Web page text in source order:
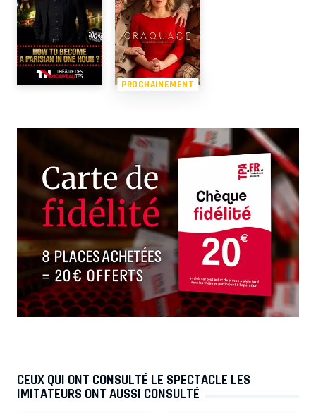
PROCHAINEMENT
CEUX QUI ONT CONSULTÉ LE SPECTACLE LES
IMITATEURS ONT AUSSI CONSULTÉ